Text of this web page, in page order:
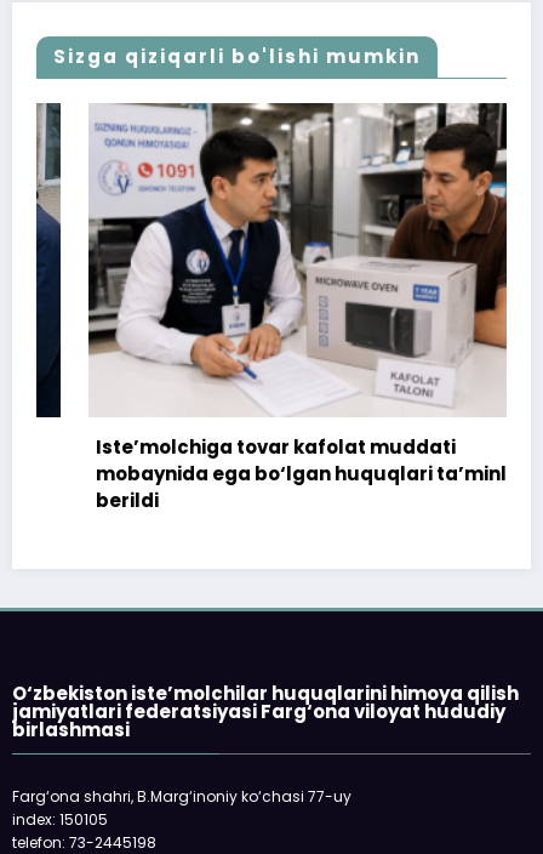
Sizga qiziqarli bo'lishi mumkin
Iste’molchiga tovar kafolat muddati
mobaynida ega bo‘lgan huquqlari ta’minlab
berildi
O‘zbekiston iste’molchilar huquqlarini himoya qilish
jamiyatlari federatsiyasi Farg‘ona viloyat hududiy
birlashmasi
Farg‘ona shahri, B.Marg‘inoniy ko‘chasi 77-uy
index: 150105
telefon: 73-2445198